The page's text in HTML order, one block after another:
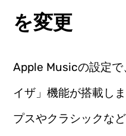
を変更
Apple Musicの設定で
イザ」機能が搭載し
プスやクラシックな